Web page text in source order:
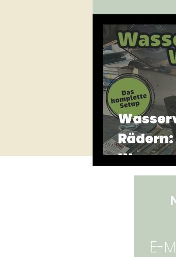
Montenegro
E-